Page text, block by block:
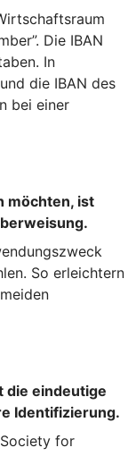
Die IBAN
In
die IBAN des
bei einer
möchten, ist
So erleichtern
die eindeutige
Identifizierung.
for